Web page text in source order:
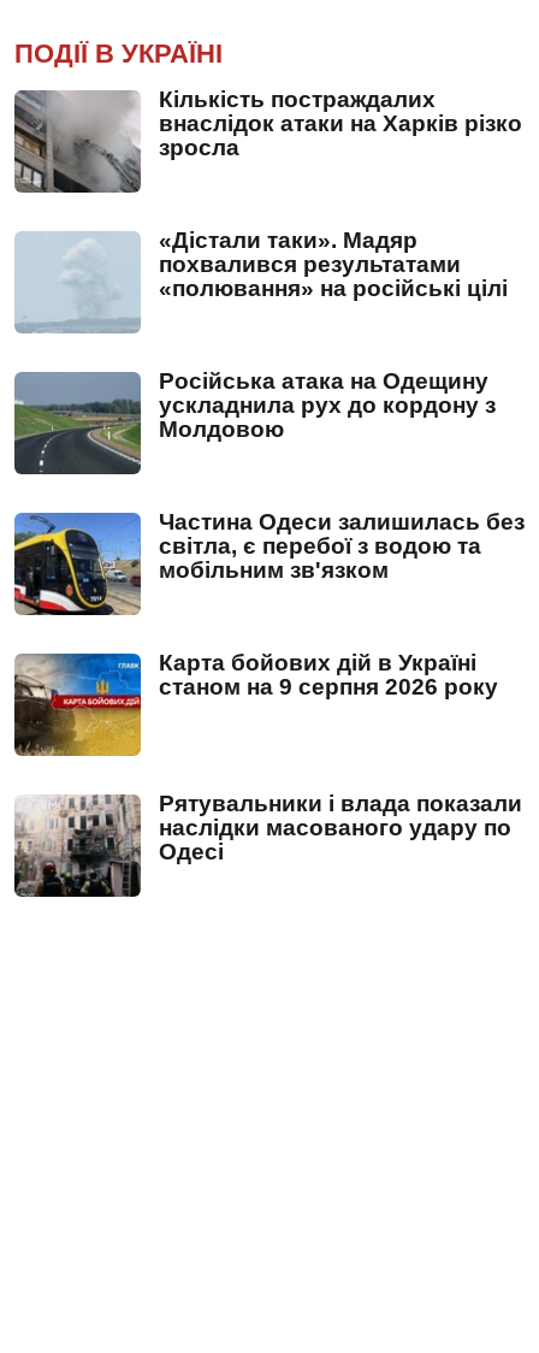
ПОДІЇ В УКРАЇНІ
Кількість постраждалих
внаслідок атаки на Харків різко
зросла
«Дістали таки». Мадяр
похвалився результатами
«полювання» на російські цілі
Російська атака на Одещину
ускладнила рух до кордону з
Молдовою
Частина Одеси залишилась без
світла, є перебої з водою та
мобільним зв'язком
Карта бойових дій в Україні
станом на 9 серпня 2026 року
Рятувальники і влада показали
наслідки масованого удару по
Одесі